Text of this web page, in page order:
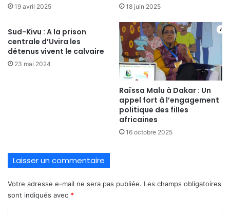
19 avril 2025 18 juin 2025
Sud-Kivu : A la prison
centrale d’Uvira les
détenus vivent le calvaire
23 mai 2024
Raïssa Malu à Dakar : Un
appel fort à l’engagement
politique des filles
africaines
16 octobre 2025
Laisser un commentaire
Votre adresse e-mail ne sera pas publiée. Les champs obligatoires
sont indiqués avec *